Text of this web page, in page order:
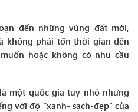
đến những vùng đất mới,
không phải tốn thời gian đến
hoặc không có nhu cầu
một quốc gia tuy nhỏ nhưng
với độ “xanh- sạch-đẹp” của